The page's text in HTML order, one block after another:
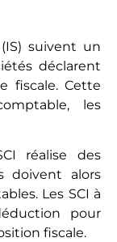
suivent un
déclarent
fiscale. Cette
les
réalise des
doivent alors
Les SCI à
pour
fiscale.